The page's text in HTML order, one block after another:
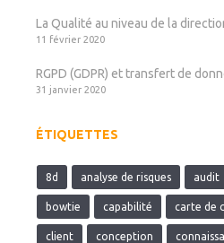
La Qualité au niveau de la
11 février 2020
RGPD (GDPR) et transfert de
31 janvier 2020
ÉTIQUETTES
8d analyse de risques audit
bowtie capabilité carte de
client conception